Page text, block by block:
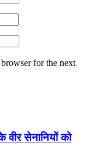
for the next
सेनानियों को